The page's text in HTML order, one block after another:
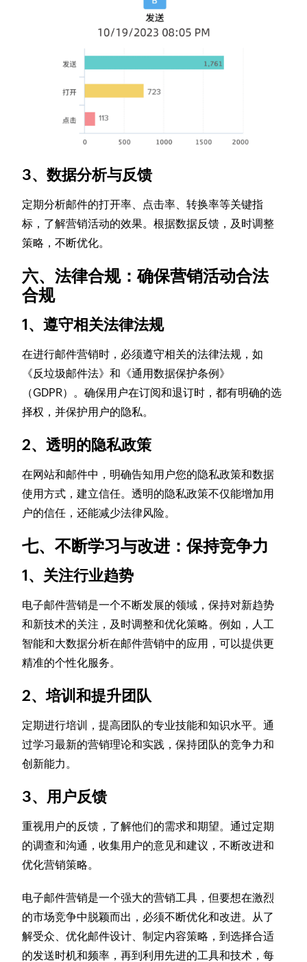
3、数据分析与反馈
定期分析邮件的打开率、点击率、转换率等关键指
标，了解营销活动的效果。根据数据反馈，及时调整
策略，不断优化。
六、法律合规：确保营销活动合法
合规
1、遵守相关法律法规
在进行邮件营销时，必须遵守相关的法律法规，如
《反垃圾邮件法》和《通用数据保护条例》
（GDPR）。确保用户在订阅和退订时，都有明确的选
择权，并保护用户的隐私。
2、透明的隐私政策
在网站和邮件中，明确告知用户您的隐私政策和数据
使用方式，建立信任。透明的隐私政策不仅能增加用
户的信任，还能减少法律风险。
七、不断学习与改进：保持竞争力
1、关注行业趋势
电子邮件营销是一个不断发展的领域，保持对新趋势
和新技术的关注，及时调整和优化策略。例如，人工
智能和大数据分析在邮件营销中的应用，可以提供更
精准的个性化服务。
2、培训和提升团队
定期进行培训，提高团队的专业技能和知识水平。通
过学习最新的营销理论和实践，保持团队的竞争力和
创新能力。
3、用户反馈
重视用户的反馈，了解他们的需求和期望。通过定期
的调查和沟通，收集用户的意见和建议，不断改进和
优化营销策略。
电子邮件营销是一个强大的营销工具，但要想在激烈
的市场竞争中脱颖而出，必须不断优化和改进。从了
解受众、优化邮件设计、制定内容策略，到选择合适
的发送时机和频率，再到利用先进的工具和技术，每